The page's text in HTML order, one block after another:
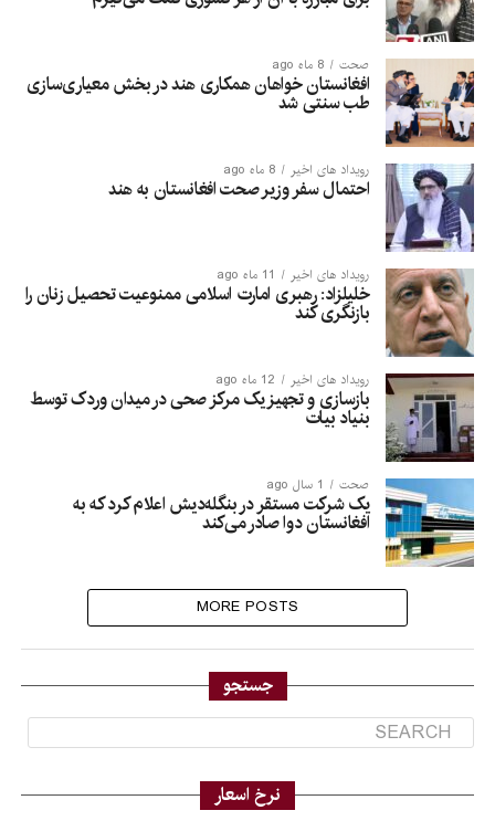
صحت 8 ماه ago
افغانستان خواهان همکاری هند در بخش معیاری‌سازی
طب سنتی شد
رویداد های اخیر 8 ماه ago
احتمال سفر وزیر صحت افغانستان به هند
رویداد های اخیر 11 ماه ago
خلیلزاد: رهبری امارت اسلامی ممنوعیت تحصیل زنان را
بازنگری کند
رویداد های اخیر 12 ماه ago
بازسازی و تجهیز یک مرکز صحی در میدان وردک توسط
بنیاد بیات
صحت 1 سال ago
یک شرکت مستقر در بنگله‌دیش اعلام کرد که به
افغانستان دوا صادر می‌کند
MORE POSTS
جستجو
نرخ اسعار